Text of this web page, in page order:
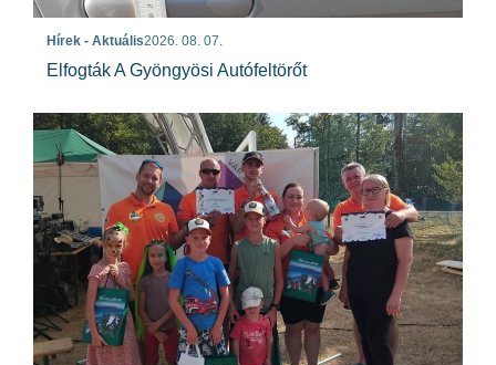
Hírek - Aktuális2026. 08. 07.
Elfogták A Gyöngyösi Autófeltörőt